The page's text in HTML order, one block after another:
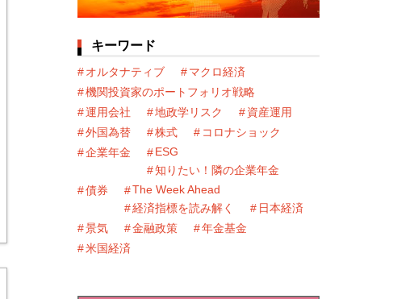
キーワード
オルタナティブ
マクロ経済
機関投資家のポートフォリオ戦略
運用会社
地政学リスク
資産運用
外国為替
株式
コロナショック
企業年金
ESG
知りたい！隣の企業年金
債券
The Week Ahead
経済指標を読み解く
日本経済
景気
金融政策
年金基金
米国経済